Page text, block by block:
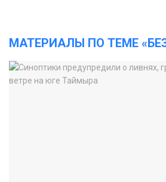
МАТЕРИАЛЫ ПО ТЕМЕ